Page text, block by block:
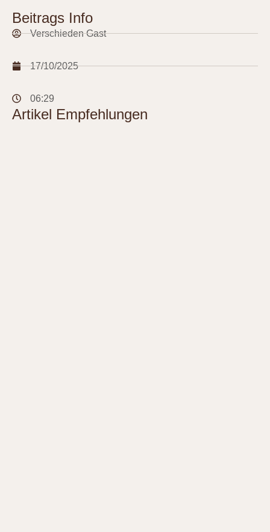
Beitrags Info
Verschieden Gast
17/10/2025
06:29
Artikel Empfehlungen